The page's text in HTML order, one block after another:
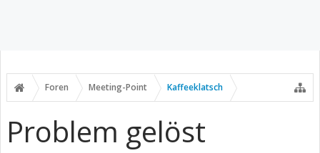
Foren Meeting-Point Kaffeeklatsch
Problem gelöst